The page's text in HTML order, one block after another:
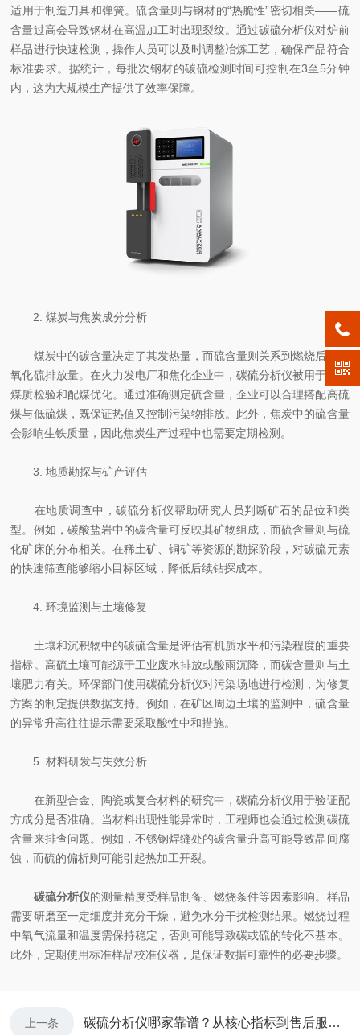
适用于制造刀具和弹簧。硫含量则与钢材的“热脆性”密切相关——硫
含量过高会导致钢材在高温加工时出现裂纹。通过碳硫分析仪对炉前
样品进行快速检测，操作人员可以及时调整冶炼工艺，确保产品符合
标准要求。据统计，每批次钢材的碳硫检测时间可控制在3至5分钟
内，这为大规模生产提供了效率保障。
2. 煤炭与焦炭成分分析
煤炭中的碳含量决定了其发热量，而硫含量则关系到燃烧后的二
氧化硫排放量。在火力发电厂和焦化企业中，碳硫分析仪被用于入厂
煤质检验和配煤优化。通过准确测定硫含量，企业可以合理搭配高硫
煤与低硫煤，既保证热值又控制污染物排放。此外，焦炭中的硫含量
会影响生铁质量，因此焦炭生产过程中也需要定期检测。
3. 地质勘探与矿产评估
在地质调查中，碳硫分析仪帮助研究人员判断矿石的品位和类
型。例如，碳酸盐岩中的碳含量可反映其矿物组成，而硫含量则与硫
化矿床的分布相关。在稀土矿、铜矿等资源的勘探阶段，对碳硫元素
的快速筛查能够缩小目标区域，降低后续钻探成本。
4. 环境监测与土壤修复
土壤和沉积物中的碳硫含量是评估有机质水平和污染程度的重要
指标。高硫土壤可能源于工业废水排放或酸雨沉降，而碳含量则与土
壤肥力有关。环保部门使用碳硫分析仪对污染场地进行检测，为修复
方案的制定提供数据支持。例如，在矿区周边土壤的监测中，硫含量
的异常升高往往提示需要采取酸性中和措施。
5. 材料研发与失效分析
在新型合金、陶瓷或复合材料的研究中，碳硫分析仪用于验证配
方成分是否准确。当材料出现性能异常时，工程师也会通过检测碳硫
含量来排查问题。例如，不锈钢焊缝处的碳含量升高可能导致晶间腐
蚀，而硫的偏析则可能引起热加工开裂。
碳硫分析仪的测量精度受样品制备、燃烧条件等因素影响。样品
需要研磨至一定细度并充分干燥，避免水分干扰检测结果。燃烧过程
中氧气流量和温度需保持稳定，否则可能导致碳或硫的转化不基本。
此外，定期使用标准样品校准仪器，是保证数据可靠性的必要步骤。
上一条 碳硫分析仪哪家靠谱？从核心指标到售后服务教你科学选购